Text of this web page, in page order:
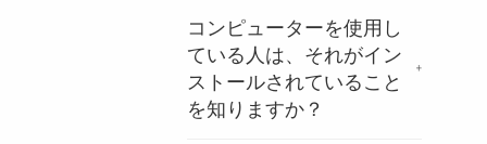
コンピューターを使用し
ている人は、それがイン
ストールされていること
を知りますか？